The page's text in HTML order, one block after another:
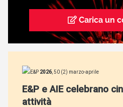
Carica un